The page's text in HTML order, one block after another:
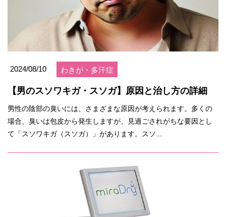
2024/08/10 わきが・多汗症
【男のスソワキガ・スソガ】原因と治し方の詳細
男性の陰部の臭いには、さまざまな原因が考えられます。多くの
場合、臭いは包皮から発生しますが、見過ごされがちな要因とし
て「スソワキガ（スソガ）」があります。スソ...